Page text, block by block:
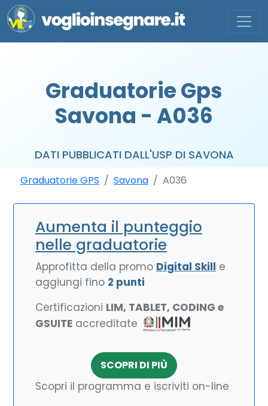
Graduatorie Gps
Savona - A036
DATI PUBBLICATI DALL'USP DI SAVONA
Graduatorie GPS Savona A036
Aumenta il punteggio
nelle graduatorie
Approfitta della promo Digital Skill e
aggiungi fino 2 punti
Certificazioni LIM, TABLET, CODING e
GSUITE accreditate
SCOPRI DI PIÙ
Scopri il programma e iscriviti on-line